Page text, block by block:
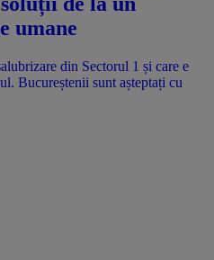
umane
din Sectorul 1 și care e
Bucureștenii sunt așteptați cu